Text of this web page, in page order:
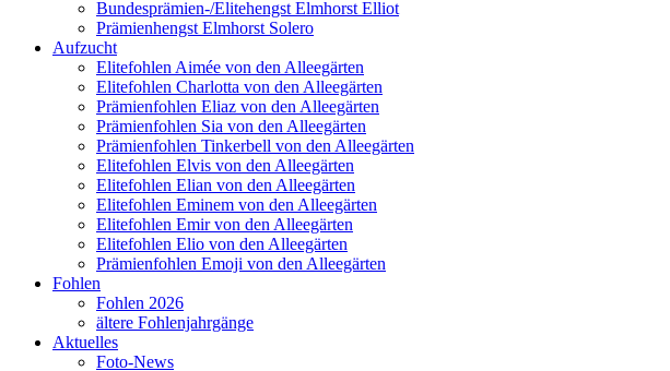
Bundesprämien-/Elitehengst Elmhorst Elliot
Prämienhengst Elmhorst Solero
Aufzucht
Elitefohlen Aimée von den Alleegärten
Elitefohlen Charlotta von den Alleegärten
Prämienfohlen Eliaz von den Alleegärten
Prämienfohlen Sia von den Alleegärten
Prämienfohlen Tinkerbell von den Alleegärten
Elitefohlen Elvis von den Alleegärten
Elitefohlen Elian von den Alleegärten
Elitefohlen Eminem von den Alleegärten
Elitefohlen Emir von den Alleegärten
Elitefohlen Elio von den Alleegärten
Prämienfohlen Emoji von den Alleegärten
Fohlen
Fohlen 2026
ältere Fohlenjahrgänge
Aktuelles
Foto-News